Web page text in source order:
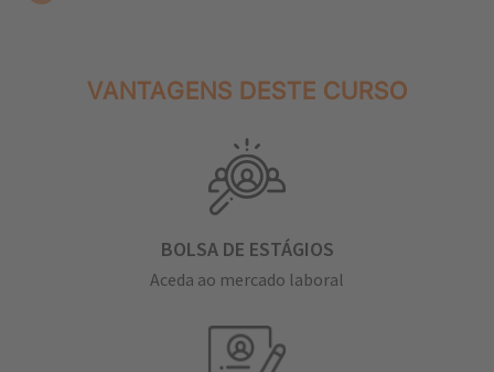
VANTAGENS DESTE CURSO
BOLSA DE ESTÁGIOS
Aceda ao mercado laboral